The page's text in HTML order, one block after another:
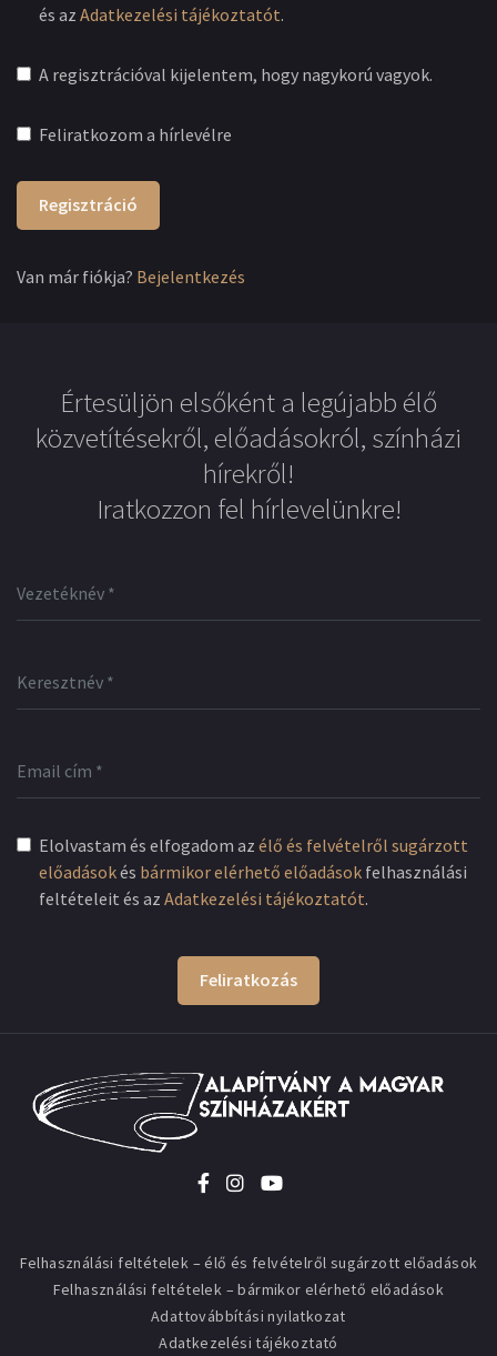
és az Adatkezelési tájékoztatót.
A regisztrációval kijelentem, hogy nagykorú vagyok.
Feliratkozom a hírlevélre
Regisztráció
Van már fiókja? Bejelentkezés
Értesüljön elsőként a legújabb élő
közvetítésekről, előadásokról, színházi
hírekről!
Iratkozzon fel hírlevelünkre!
Elolvastam és elfogadom az élő és felvételről sugárzott
előadásokés bármikor elérhető előadások felhasználási
feltételeit és az Adatkezelési tájékoztatót.
Feliratkozás
Felhasználási feltételek – élő és felvételről sugárzott előadások
Felhasználási feltételek – bármikor elérhető előadások
Adattovábbítási nyilatkozat
Adatkezelési tájékoztató